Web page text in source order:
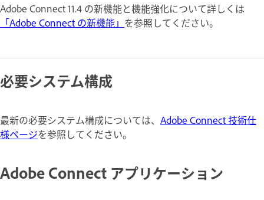
Adobe Connect 11.4 の新機能と機能強化について詳しくは
「Adobe Connect の新機能」 を参照してください。
必要システム構成
最新の必要システム構成については、 Adobe Connect 技術仕
様ページを参照してください。
Adobe Connect アプリケーション